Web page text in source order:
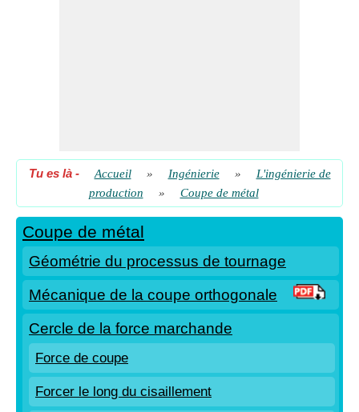
Tu es là- Accueil » Ingénierie »
L'ingénierie de
production
» Coupe de métal
Coupe de métal
Géométrie du processus de tournage
Mécanique de la coupe orthogonale
Cercle de la force marchande
Force de coupe
Forcer le long du cisaillement